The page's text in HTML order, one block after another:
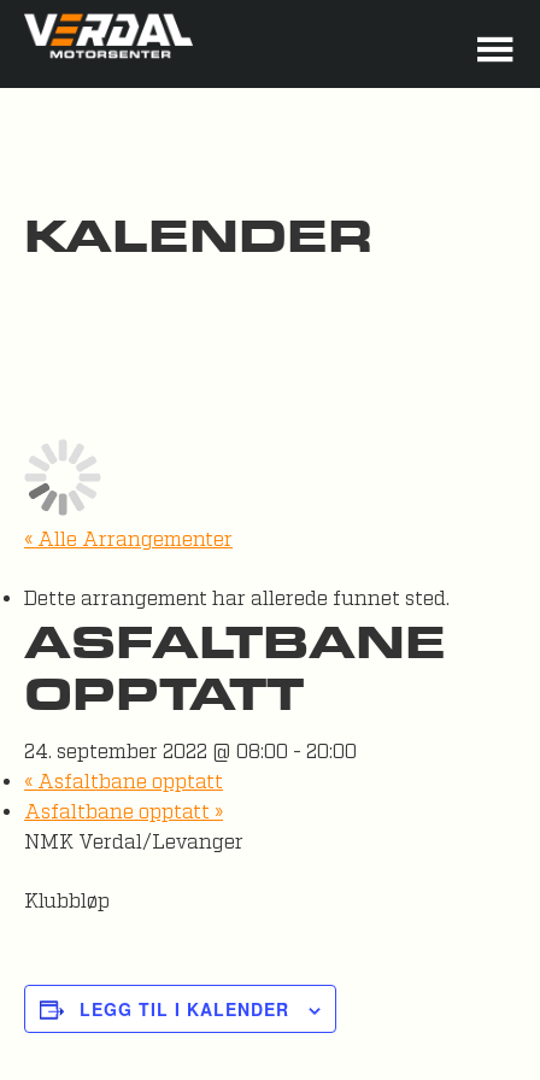
KALENDER
« Alle Arrangementer
Dette arrangement har allerede funnet sted.
ASFALTBANE
OPPTATT
24. september 2022 @ 08:00 - 20:00
« Asfaltbane opptatt
Asfaltbane opptatt »
NMK Verdal/Levanger
Klubbløp
LEGG TIL I KALENDER